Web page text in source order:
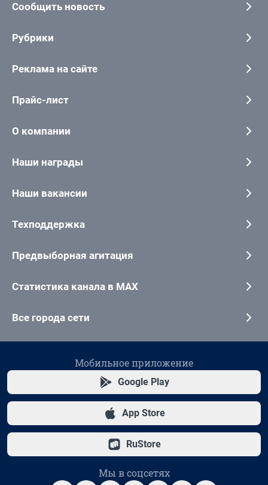
Сообщить новость
Рубрики
Реклама на сайте
Прайс-лист
О компании
Наши награды
Наши вакансии
Техподдержка
Предвыборная агитация
Статистика канала в MAX
Все города сети
Мобильное приложение
Google Play
App Store
RuStore
Мы в соцсетях